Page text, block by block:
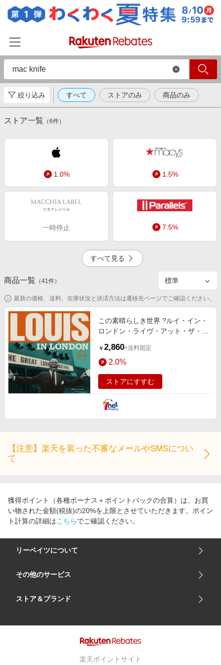
ホーム
カテゴリー一覧
百貨店・総合ECモール
ファッション・インナー・小物
食品・スイーツ・お酒
日用品・キッチン用品
コスメ・健康・医薬品
キッズ・ベビー用品
ペット・花・DIY・車
旅行・レジャー・ホテル予約
生活・お役立ち
金融・マネー・保険
デジタルコンテンツ
ビジネス・その他サービス
初回購入者限定特典
新着ストアのご紹介
電子書籍特集
旅行特集
お中元特集2026
わくわく夏特集
とことん買い物チャレンジ
Apple公式サイト×楽天カード分割払い
Qoo10メガポ
友達紹介
楽天IDでログイン/会員登録
絞り込み すべて ストアのみ 商品のみ
ストア一覧 （6件）
1.0% 1.5%
一時停止 7.5%
2.0% 3.0%
すべて見る
商品一覧 （41件）
最新の価格、送料、在庫状況と決済方法は遷移先ページでご確認ください。
この素晴らしき世界 ?ルイ・イン・
ロンドン・ライヴ・アット・ザ・
￥ 2,860+送料固定
2.0%
ストアにすすむ
【注意】楽天を装った不審なメールやSMSについ
て
獲得ポイント（各種ボーナス＋ポイントバックの合算）は、お買
い物された金額(税抜)の20%を上限とさせていただきます。ポイン
ト計算の詳細はこちらでご確認ください。
リーベイツについて
会社概要
サイトマップ
リーベイツ ポイントアシスト
その他のサービス
楽天市場
ストア＆ブランド
楽天ポイントサイト